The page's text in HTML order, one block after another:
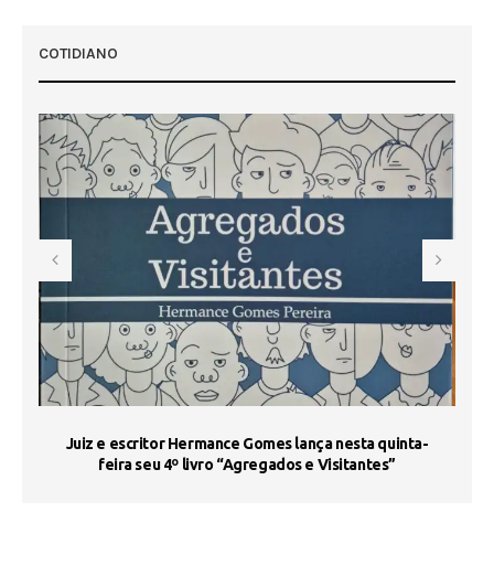
COTIDIANO
Juiz e escritor Hermance Gomes lança nesta quinta-
feira seu 4º livro “Agregados e Visitantes”